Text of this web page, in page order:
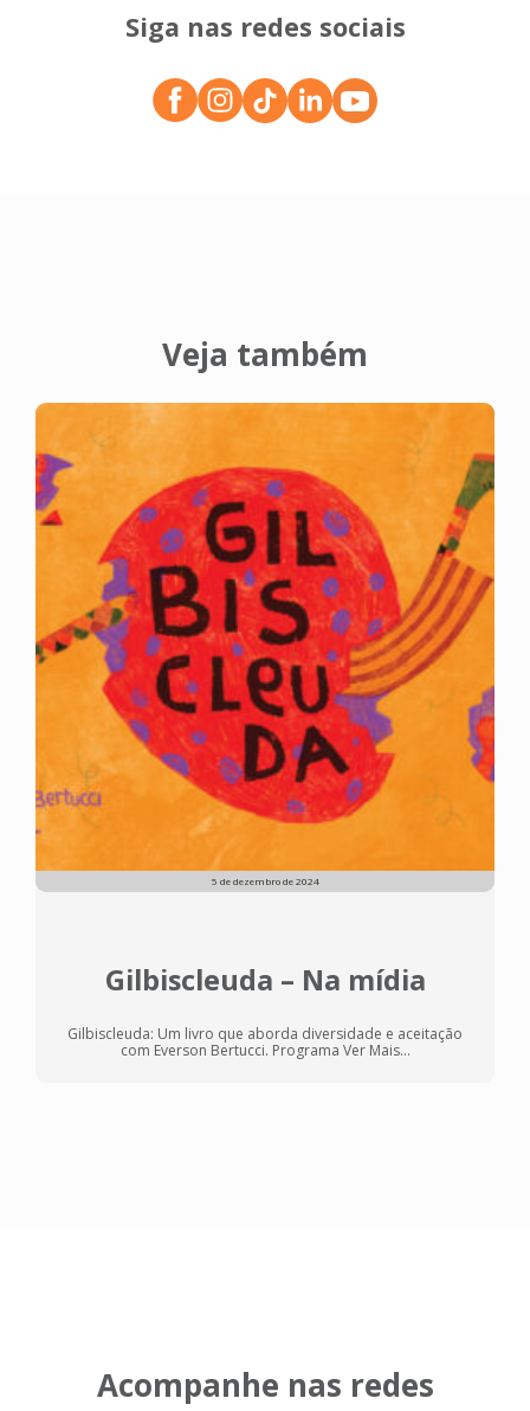
Siga nas redes sociais
Veja também
5 de dezembro de 2024
Gilbiscleuda – Na mídia
Gilbiscleuda: Um livro que aborda diversidade e aceitação
com Everson Bertucci. Programa Ver Mais...
Acompanhe nas redes